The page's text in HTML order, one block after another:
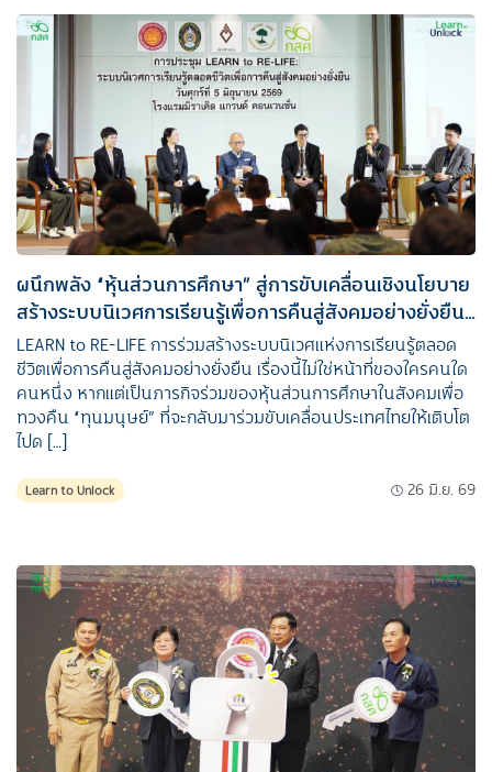
ผนึกพลัง “หุ้นส่วนการศึกษา” สู่การขับเคลื่อนเชิงนโยบาย
สร้างระบบนิเวศการเรียนรู้เพื่อการคืนสู่สังคมอย่างยั่งยืน…
LEARN to RE-LIFE การร่วมสร้างระบบนิเวศแห่งการเรียนรู้ตลอด
ชีวิตเพื่อการคืนสู่สังคมอย่างยั่งยืน เรื่องนี้ไม่ใช่หน้าที่ของใครคนใด
คนหนึ่ง หากแต่เป็นภารกิจร่วมของหุ้นส่วนการศึกษาในสังคมเพื่อ
ทวงคืน “ทุนมนุษย์” ที่จะกลับมาร่วมขับเคลื่อนประเทศไทยให้เติบโต
ไปด […]
Learn to Unlock 26 มิ.ย. 69